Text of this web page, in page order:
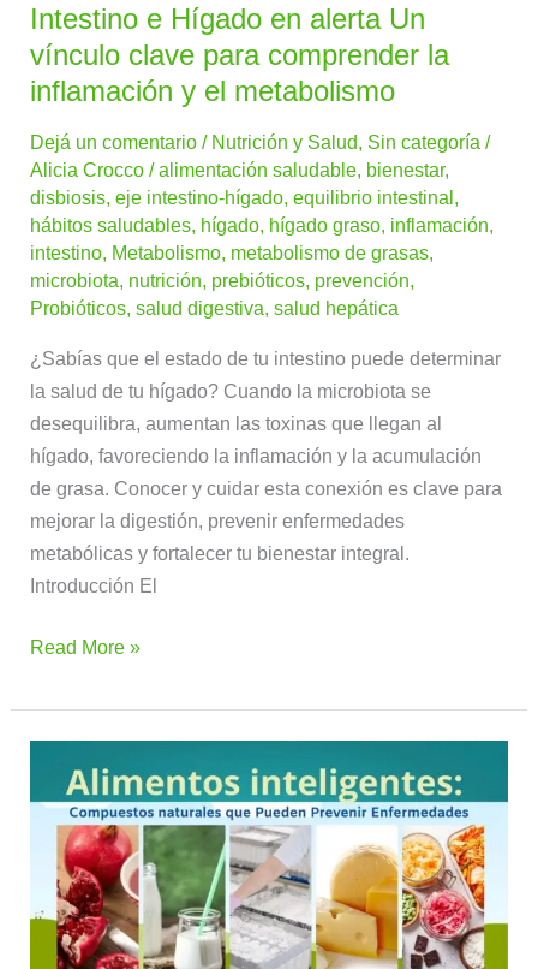
Intestino e Hígado en alerta Un
vínculo clave para comprender la
inflamación y el metabolismo
Dejá un comentario / Nutrición y Salud, Sin categoría /
Alicia Crocco/alimentación saludable, bienestar,
disbiosis,eje intestino-hígado,equilibrio intestinal ,
hábitos saludables, hígado, hígado graso, inflamación,
intestino, Metabolismo, metabolismo de grasas,
microbiota, nutrición, prebióticos, prevención,
Probióticos,salud digestiva,salud hepática
¿Sabías que el estado de tu intestino puede determinar
la salud de tu hígado? Cuando la microbiota se
desequilibra, aumentan las toxinas que llegan al
hígado, favoreciendo la inflamación y la acumulación
de grasa. Conocer y cuidar esta conexión es clave para
mejorar la digestión, prevenir enfermedades
metabólicas y fortalecer tu bienestar integral.
Introducción El
inflamación
y
el
Read More »
inteligentes:
Compuestos
naturales
que
Pueden
Prevenir